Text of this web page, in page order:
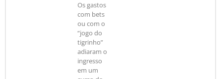
Os gastos
com bets
ou com o
“jogo do
tigrinho”
adiaram o
ingresso
em um